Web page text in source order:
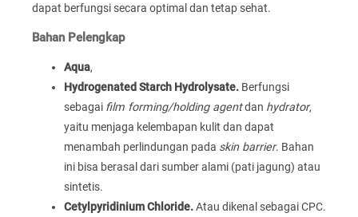
dapat berfungsi secara optimal dan tetap sehat.
Bahan Pelengkap
Aqua,
Hydrogenated Starch Hydrolysate. Berfungsi
sebagai film forming/holding agentdan hydrator,
yaitu menjaga kelembapan kulit dan dapat
menambah perlindungan pada skin barrier. Bahan
ini bisa berasal dari sumber alami (pati jagung) atau
sintetis.
Cetylpyridinium Chloride.Atau dikenal sebagai CPC.